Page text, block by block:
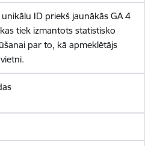
ID priekš jaunākās GA 4
tiek izmantots statistisko
par to, kā apmeklētājs